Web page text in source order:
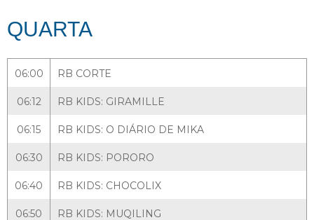
QUARTA
06:00 RB CORTE
06:12 RB KIDS: GIRAMILLE
06:15 RB KIDS: O DIÁRIO DE MIKA
06:30 RB KIDS: PORORO
06:40 RB KIDS: CHOCOLIX
06:50 RB KIDS: MUQILING